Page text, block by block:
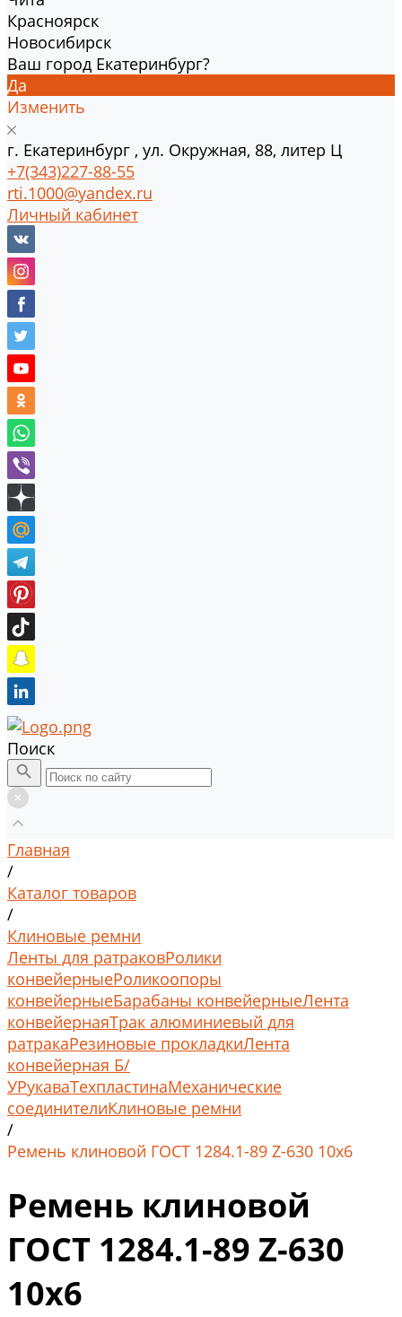
Красноярск
Новосибирск
Ваш город Екатеринбург?
Да
Изменить
г. Екатеринбург , ул. Окружная, 88, литер Ц
+7(343)227-88-55
rti.1000@yandex.ru
Личный кабинет
Поиск
Главная
/
Каталог товаров
/
Клиновые ремни
Ленты для ратраковРолики
конвейерныеРоликоопоры
конвейерныеБарабаны конвейерныеЛента
конвейернаяТрак алюминиевый для
ратракаРезиновые прокладкиЛента
конвейерная Б/
УРукаваТехпластинаМеханические
соединителиКлиновые ремни
/
Ремень клиновой ГОСТ 1284.1-89 Z-630 10x6
Ремень клиновой
ГОСТ 1284.1-89 Z-630
10x6